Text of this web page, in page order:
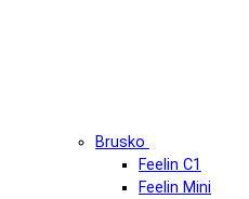
Brusko
Feelin C1
Feelin Mini